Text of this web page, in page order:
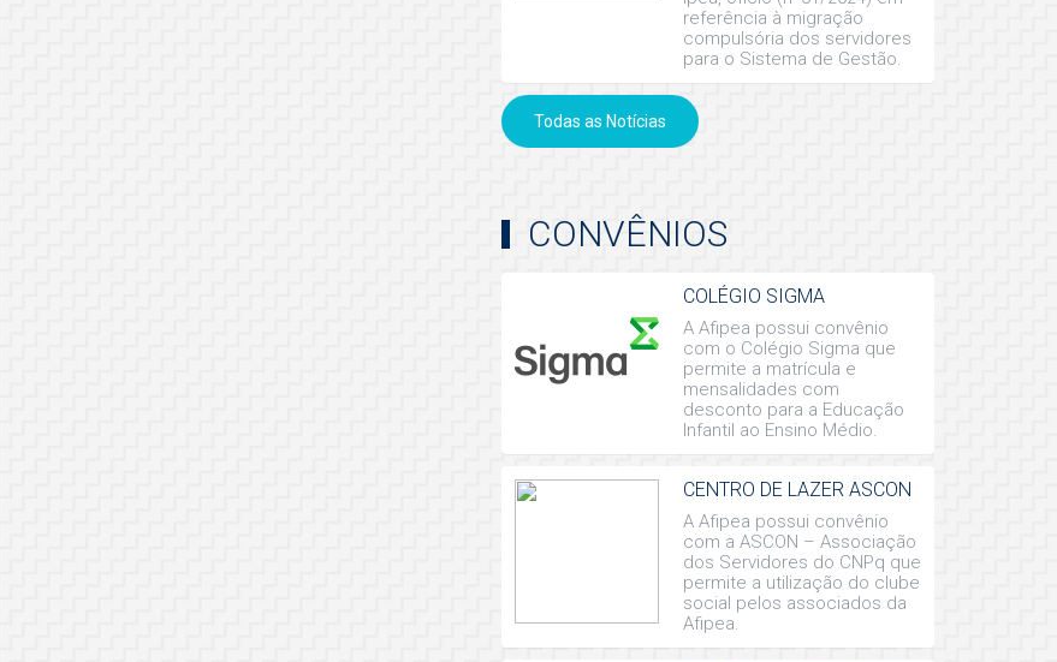
referência à migração
compulsória dos servidores
para o Sistema de Gestão.
Todas as Notícias
CONVÊNIOS
COLÉGIO SIGMA
A Afipea possui convênio
com o Colégio Sigma que
permite a matrícula e
mensalidades com
desconto para a Educação
Infantil ao Ensino Médio.
CENTRO DE LAZER ASCON
A Afipea possui convênio
com a ASCON – Associação
dos Servidores do CNPq que
permite a utilização do clube
social pelos associados da
Afipea.